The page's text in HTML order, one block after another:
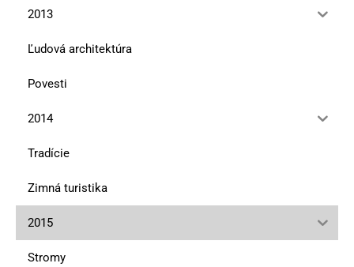
2013
Ľudová architektúra
Povesti
2014
Tradície
Zimná turistika
2015
Stromy